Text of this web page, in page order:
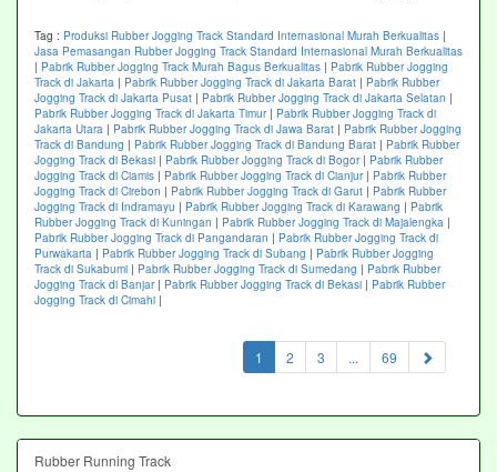
Tag : Produksi Rubber Jogging Track Standard Internasional Murah Berkualitas |
Jasa Pemasangan Rubber Jogging Track Standard Internasional Murah Berkualitas
| Pabrik Rubber Jogging Track Murah Bagus Berkualitas | Pabrik Rubber Jogging
Track di Jakarta | Pabrik Rubber Jogging Track di Jakarta Barat | Pabrik Rubber
Jogging Track di Jakarta Pusat | Pabrik Rubber Jogging Track di Jakarta Selatan |
Pabrik Rubber Jogging Track di Jakarta Timur| Pabrik Rubber Jogging Track di
Jakarta Utara | Pabrik Rubber Jogging Track di Jawa Barat | Pabrik Rubber Jogging
Track di Bandung | Pabrik Rubber Jogging Track di Bandung Barat | Pabrik Rubber
Jogging Track di Bekasi | Pabrik Rubber Jogging Track di Bogor| Pabrik Rubber
Jogging Track di Ciamis | Pabrik Rubber Jogging Track di Cianjur| Pabrik Rubber
Jogging Track di Cirebon | Pabrik Rubber Jogging Track di Garut | Pabrik Rubber
Jogging Track di Indramayu | Pabrik Rubber Jogging Track di Karawang | Pabrik
Rubber Jogging Track di Kuningan | Pabrik Rubber Jogging Track di Majalengka |
Pabrik Rubber Jogging Track di Pangandaran | Pabrik Rubber Jogging Track di
Purwakarta | Pabrik Rubber Jogging Track di Subang | Pabrik Rubber Jogging
Track di Sukabumi | Pabrik Rubber Jogging Track di Sumedang | Pabrik Rubber
Jogging Track di Banjar| Pabrik Rubber Jogging Track di Bekasi | Pabrik Rubber
Jogging Track di Cimahi |
1 (current)
2 3 ... 69
Rubber Running Track